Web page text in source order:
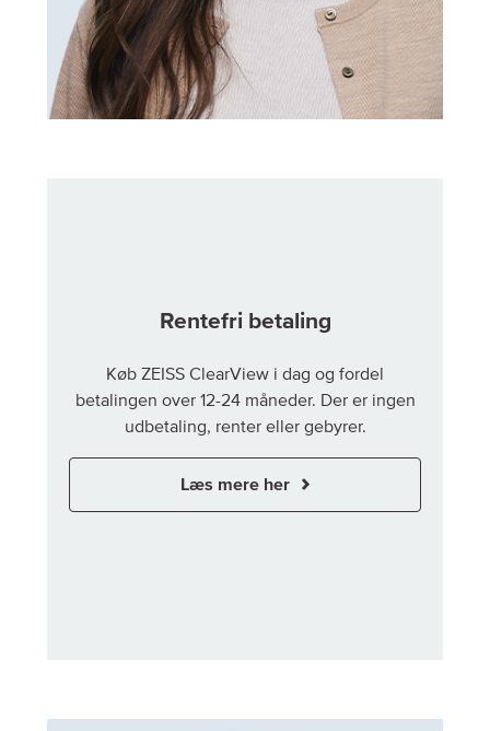
Rentefri betaling
Køb ZEISS ClearView i dag og fordel
betalingen over 12-24 måneder. Der er ingen
udbetaling, renter eller gebyrer.
Læs mere her